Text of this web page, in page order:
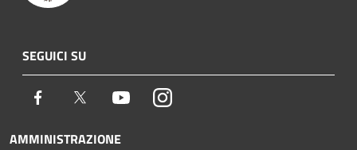
SEGUICI SU
Facebook Twitter YoutubeInstagram
AMMINISTRAZIONE